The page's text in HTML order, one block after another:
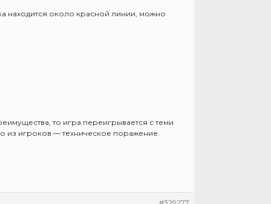
находится около красной линии, можно
то игра переигрывается с теми
из игроков — техническое поражение.